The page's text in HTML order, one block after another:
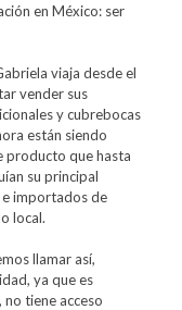
en México: ser
viaja desde el
vender sus
y cubrebocas
están siendo
producto que hasta
su principal
e importados de
local.
llamar así,
ya que es
tiene acceso